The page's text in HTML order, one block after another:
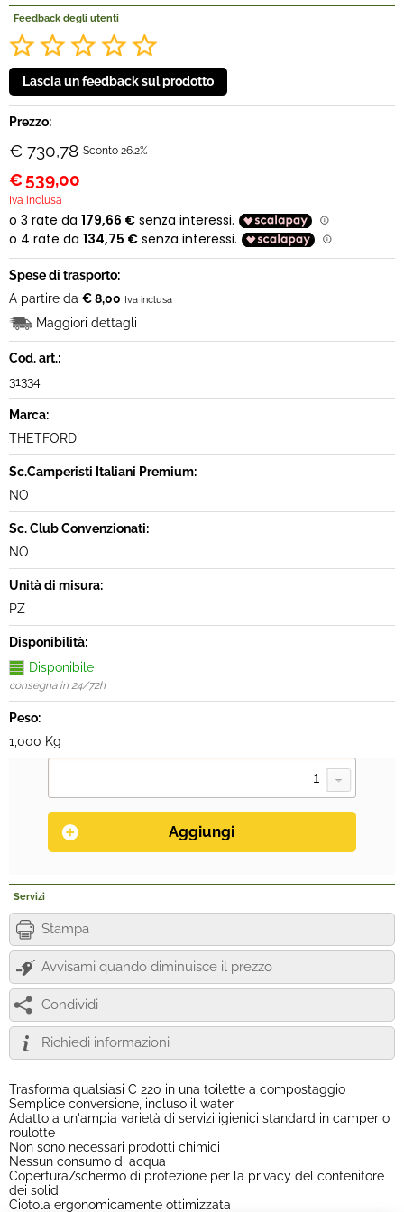
Feedback degli utenti
Prezzo:
€ 730,78 Sconto 26.2%
€ 539,00
Iva inclusa
Spese di trasporto:
A partire da € 8,00 Iva inclusa
Maggiori dettagli
Cod. art.:
31334
Marca:
THETFORD
Sc.Camperisti Italiani Premium:
NO
Sc. Club Convenzionati:
NO
Unità di misura:
PZ
Disponibilità:
Disponibile
consegna in 24/72h
Peso:
1,000 Kg
Servizi
Stampa
Avvisami quando diminuisce il prezzo
Condividi
Richiedi informazioni
Trasforma qualsiasi C 220 in una toilette a compostaggio
Semplice conversione, incluso il water
Adatto a un'ampia varietà di servizi igienici standard in camper o
roulotte
Non sono necessari prodotti chimici
Nessun consumo di acqua
Copertura/schermo di protezione per la privacy del contenitore
dei solidi
Ciotola ergonomicamente ottimizzata